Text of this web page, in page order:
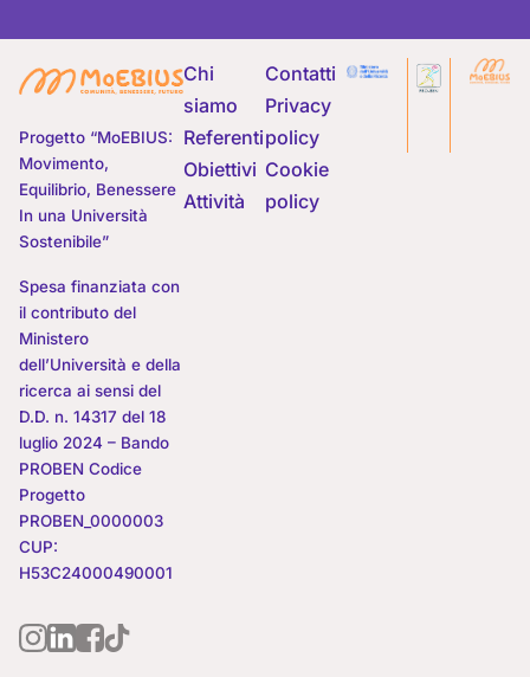
Progetto “MoEBIUS:
Movimento,
Equilibrio, Benessere
In una Università
Sostenibile”
Spesa finanziata con
il contributo del
Ministero
dell’Università e della
ricerca ai sensi del
D.D. n. 14317 del 18
luglio 2024 – Bando
PROBEN Codice
Progetto
PROBEN_0000003
CUP:
H53C24000490001
Chi
siamo
Referenti
Obiettivi
Attività
Contatti
Privacy
policy
Cookie
policy